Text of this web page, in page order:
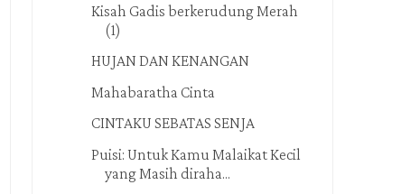
Kisah Gadis berkerudung Merah
(1)
HUJAN DAN KENANGAN
Mahabaratha Cinta
CINTAKU SEBATAS SENJA
Puisi: Untuk Kamu Malaikat Kecil
yang Masih diraha...